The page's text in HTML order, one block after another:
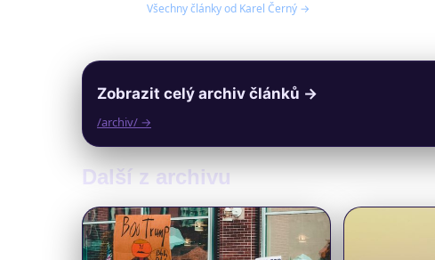
Všechny články od Karel Černý →
Zobrazit celý archiv článků →
/archiv/ →
Další z archivu